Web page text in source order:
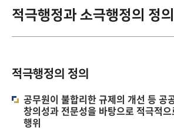
린
이알
여
적극행정과 소극행정의 정의
적극행정의 정의
공무원이 불합리한 규제의 개선 등 공
창의성과 전문성을 바탕으로 적극적
행위